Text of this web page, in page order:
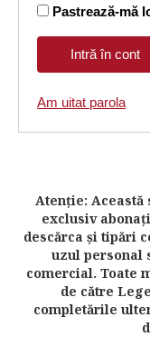
Pastrează-mă
Am uitat parola
Atenţie:
exclusiv
descărca şi tipări
uzul personal
comercial. Toate
de către
completările